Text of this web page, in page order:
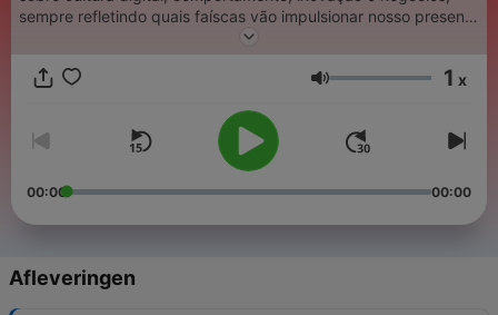
sempre refletindo quais faíscas vão impulsionar nosso presente
Volume 1 x
00:00 00:00
Afleveringen